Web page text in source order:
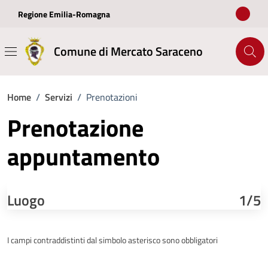
Regione Emilia-Romagna
Comune di Mercato Saraceno
Home / Servizi / Prenotazioni
Prenotazione
appuntamento
Luogo 1/5
I campi contraddistinti dal simbolo asterisco sono obbligatori